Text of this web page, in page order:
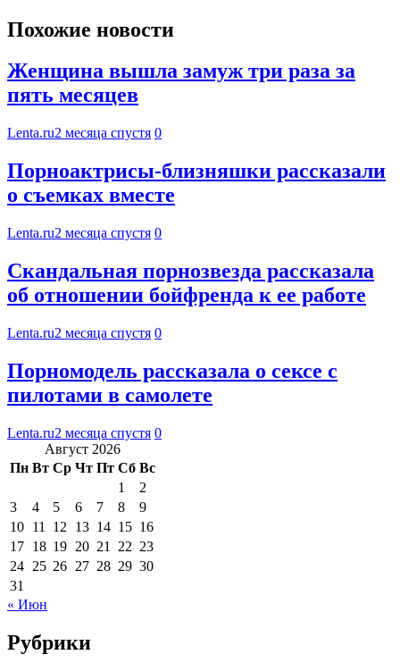
Похожие новости
Женщина вышла замуж три раза за
пять месяцев
Lenta.ru2 месяца спустя 0
Порноактрисы-близняшки рассказали
о съемках вместе
Lenta.ru2 месяца спустя 0
Скандальная порнозвезда рассказала
об отношении бойфренда к ее работе
Lenta.ru2 месяца спустя 0
Порномодель рассказала о сексе с
пилотами в самолете
Lenta.ru2 месяца спустя 0
Август 2026
Пн Вт Ср Чт Пт Сб Вс
1
2
3
4 5 6 7 8
9
10 11 12 13 14 15 16
17 18 19 20 21 22 23
24 25 26 27 28 29 30
31
« Июн
Рубрики